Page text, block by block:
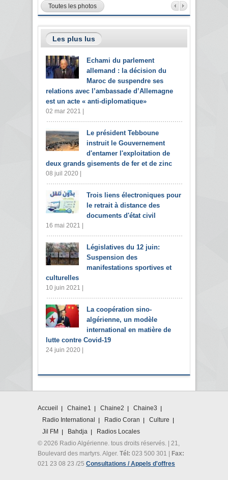
Toutes les photos
Les plus lus
Echami du parlement
allemand : la décision du
Maroc de suspendre ses
relations avec l’ambassade d’Allemagne
est un acte « anti-diplomatique»
02 mar 2021 |
Le président Tebboune
instruit le Gouvernement
d'entamer l'exploitation de
deux grands gisements de fer et de zinc
08 juil 2020 |
Trois liens électroniques pour
le retrait à distance des
documents d'état civil
16 mai 2021 |
Législatives du 12 juin:
Suspension des
manifestations sportives et
culturelles
10 juin 2021 |
La coopération sino-
algérienne, un modèle
international en matière de
lutte contre Covid-19
24 juin 2020 |
Accueil Chaine1 Chaine2
Chaine3
Radio International
Radio Coran
Culture
Jil FM
Bahdja
Radios Locales
© 2026 Radio Algérienne. tous droits réservés. | 21,
Boulevard des martyrs. Alger. Tél: 023 500 301 | Fax:
021 23 08 23 /25 Consultations / Appels d'offres